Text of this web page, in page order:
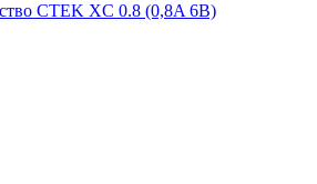
CTEK XC 0.8 (0,8A 6В)